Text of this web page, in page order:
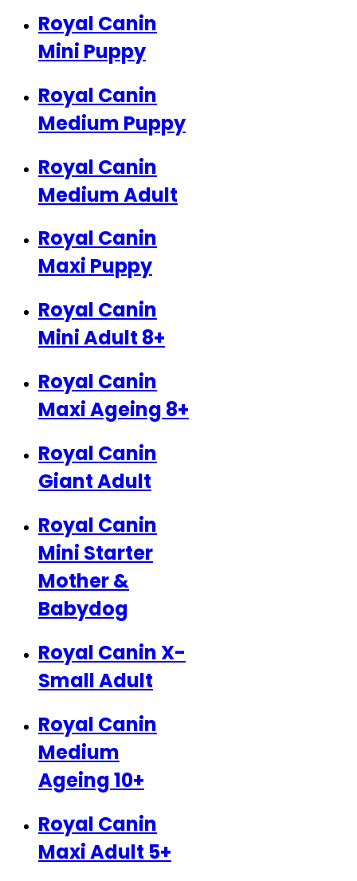
Royal Canin
Mini Puppy
Royal Canin
Medium Puppy
Royal Canin
Medium Adult
Royal Canin
Maxi Puppy
Royal Canin
Mini Adult 8+
Royal Canin
Maxi Ageing 8+
Royal Canin
Giant Adult
Royal Canin
Mini Starter
Mother &
Babydog
Royal Canin X-
Small Adult
Royal Canin
Medium
Ageing 10+
Royal Canin
Maxi Adult 5+